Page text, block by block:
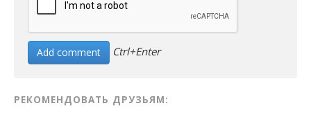
Ctrl+Enter
РЕКОМЕНДОВАТЬ ДРУЗЬЯМ: